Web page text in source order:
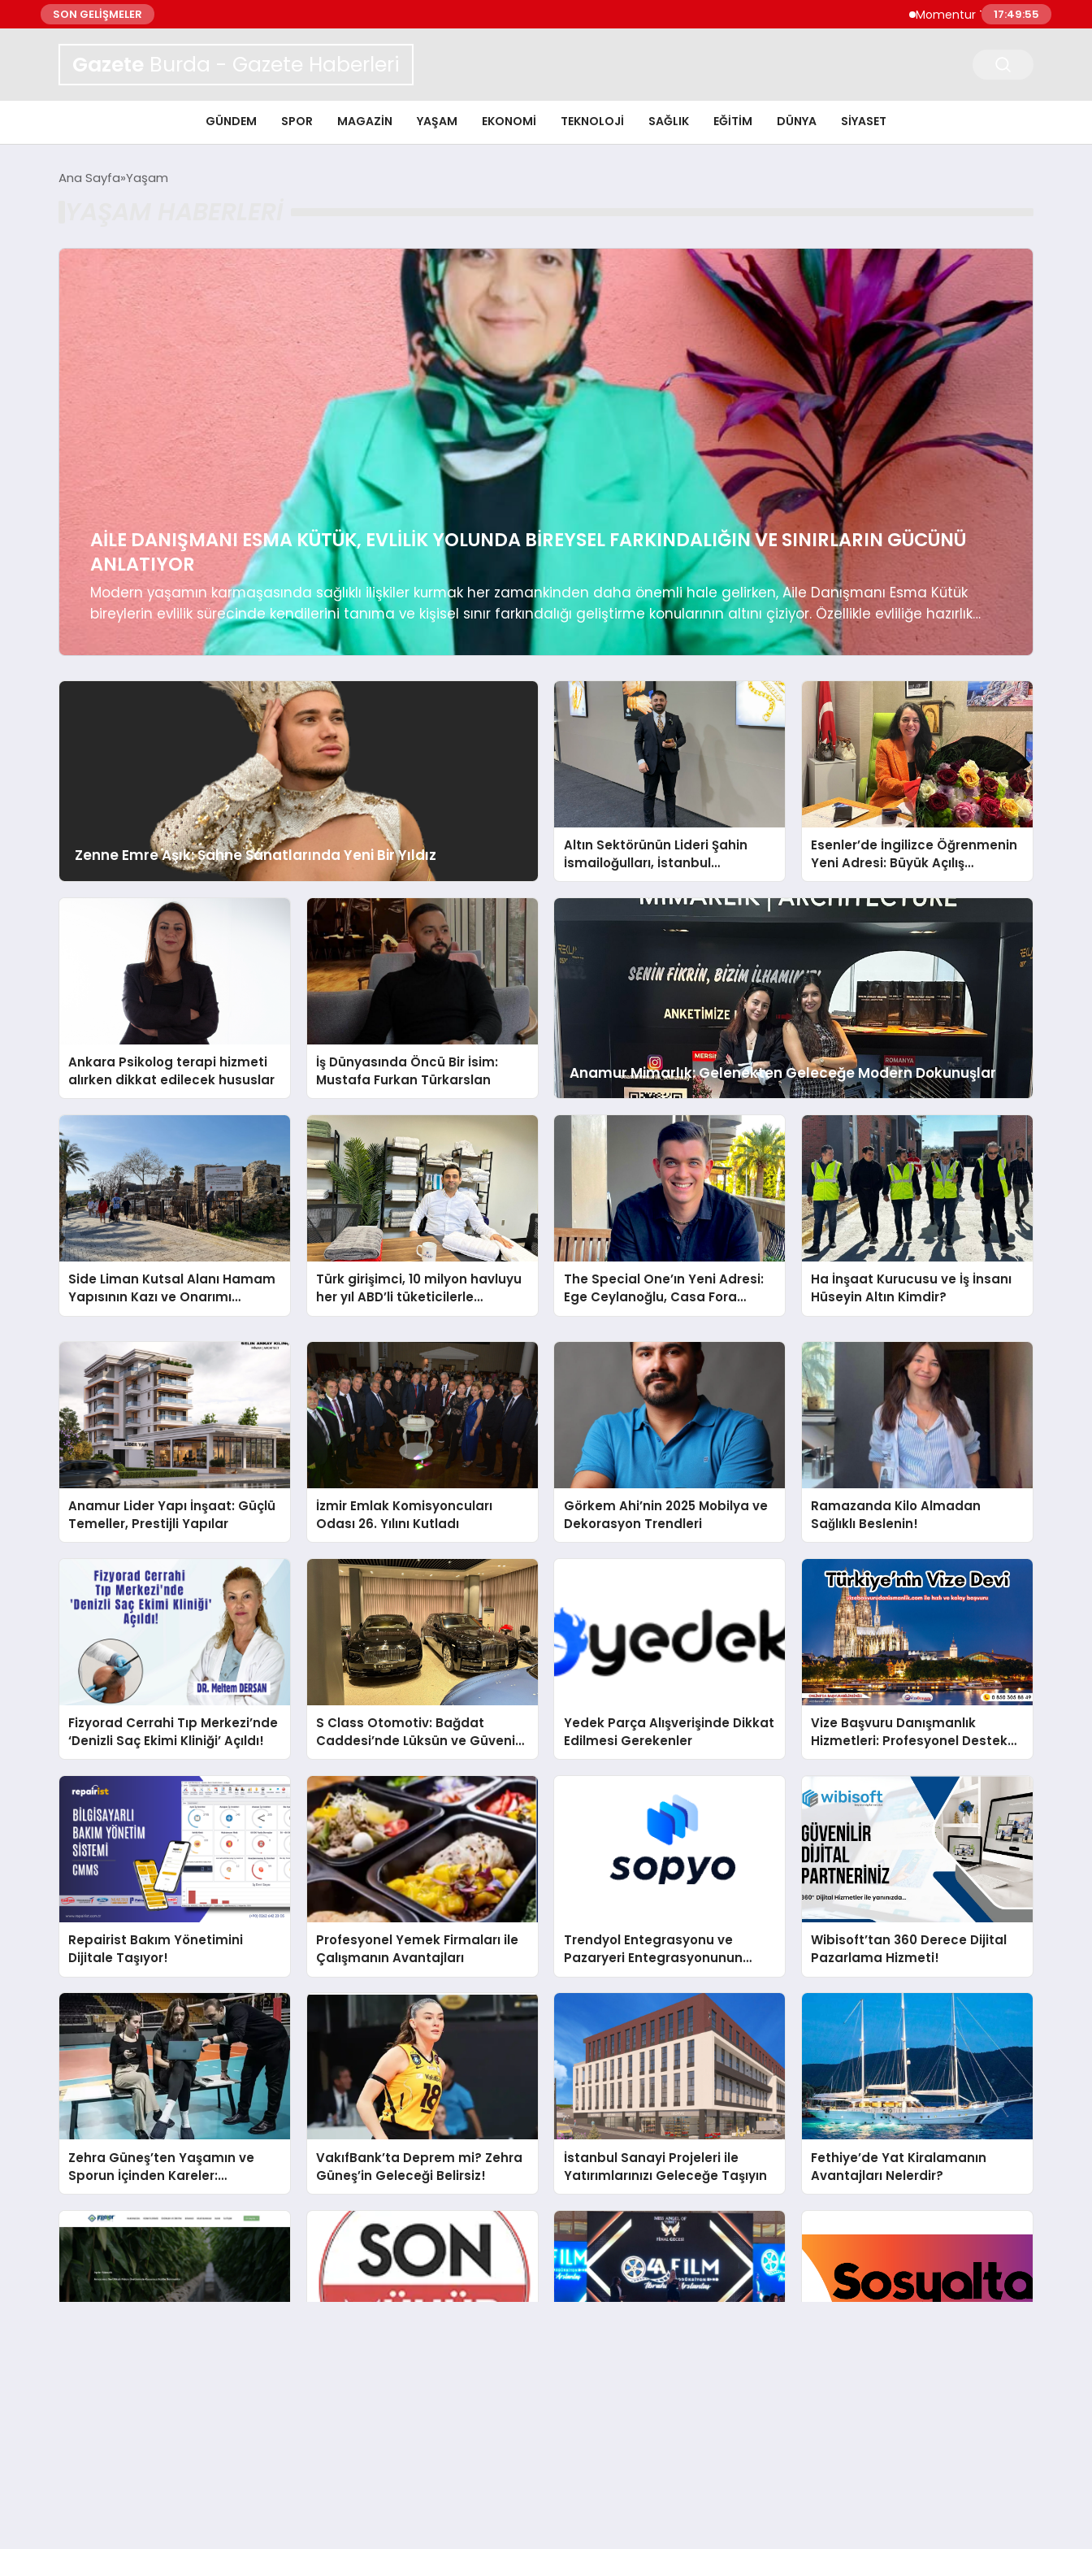
SON GELİŞMELER Momentur Tourism & Travel, Dubai
17:49:57
Gazete Burda - Gazete Haberleri
GÜNDEM SPOR MAGAZIN YAŞAM EKONOMI TEKNOLOJI SAĞLIK EĞITIM DÜNYA SIYASET
Ana Sayfa Yaşam
AILE DANIŞMANI ESMA KÜTÜK, EVLILIK YOLUNDA BIREYSEL FARKINDALIĞIN VE SINIRLARIN GÜCÜNÜ
ANLATIYOR
Modern yaşamın karmaşasında sağlıklı ilişkiler kurmak her zamankinden daha önemli hale gelirken, Aile Danışmanı Esma Kütük
bireylerin evlilik sürecinde kendilerini tanıma ve kişisel sınır farkındalığı geliştirme konularının altını çiziyor. Özellikle evliliğe hazırlık
döneminde çiftlerin yaşadığı kafa karışıklığına profesyonel yaklaşımıyla ışık tutan Kütük, danışanlarına “Önce kendini tanı”
ilkesiyle yol gösteriyor. Alanında uzun yıllara dayanan deneyimi ve...
Zenne Emre Aşık: Sahne Sanatlarında Yeni Bir Yıldız
Altın Sektörünün Lideri Şahin
İsmailoğulları, İstanbul
Mücevher Fuarı’nda Parladı ￼
Esenler’de İngilizce Öğrenmenin
Yeni Adresi: Büyük Açılış
Fırsatıyla %20 İndirim!
Ankara Psikolog terapi hizmeti
alırken dikkat edilecek hususlar
İş Dünyasında Öncü Bir İsim:
Mustafa Furkan Türkarslan
Anamur Mimarlık: Gelenekten Geleceğe Modern Dokunuşlar
Side Liman Kutsal Alanı Hamam
Yapısının Kazı ve Onarımı
Selectum Hotels&Resorts’un da
Türk girişimci, 10 milyon havluyu
her yıl ABD’li tüketicilerle
buluşturuyor
The Special One’ın Yeni Adresi:
Ege Ceylanoğlu, Casa Fora
Beach Resort Hotel’i Zirveye
Ha İnşaat Kurucusu ve İş İnsanı
Hüseyin Altın Kimdir?
Anamur Lider Yapı İnşaat: Güçlü
Temeller, Prestijli Yapılar
İzmir Emlak Komisyoncuları
Odası 26. Yılını Kutladı
Görkem Ahi’nin 2025 Mobilya ve
Dekorasyon Trendleri
Ramazanda Kilo Almadan
Sağlıklı Beslenin!
Fizyorad Cerrahi Tıp Merkezi’nde
‘Denizli Saç Ekimi Kliniği’ Açıldı!
S Class Otomotiv: Bağdat
Caddesi’nde Lüksün ve Güvenin
Yeni Adı
Yedek Parça Alışverişinde Dikkat
Edilmesi Gerekenler
Vize Başvuru Danışmanlık
Hizmetleri: Profesyonel Destek
ile Vizenizi Kolaylaştırın
Repairist Bakım Yönetimini
Dijitale Taşıyor!
Profesyonel Yemek Firmaları ile
Çalışmanın Avantajları
Trendyol Entegrasyonu ve
Pazaryeri Entegrasyonunun
Önemi
Wibisoft’tan 360 Derece Dijital
Pazarlama Hizmeti!
Zehra Güneş’ten Yaşamın ve
Sporun İçinden Kareler:
Duygusal Bir Değerlendirme
VakıfBank’ta Deprem mi? Zehra
Güneş’in Geleceği Belirsiz!
İstanbul Sanayi Projeleri ile
Yatırımlarınızı Geleceğe Taşıyın
Fethiye’de Yat Kiralamanın
Avantajları Nelerdir?